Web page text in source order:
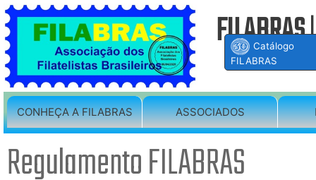
FILABRAS
Catálogo
FILABRAS
CONHEÇA A FILABRAS ASSOCIADOS
Regulamento FILABRAS